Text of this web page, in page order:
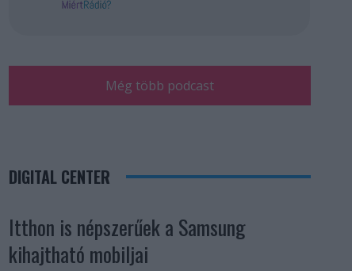
Még több podcast
DIGITAL CENTER
Itthon is népszerűek a Samsung
kihajtható mobiljai